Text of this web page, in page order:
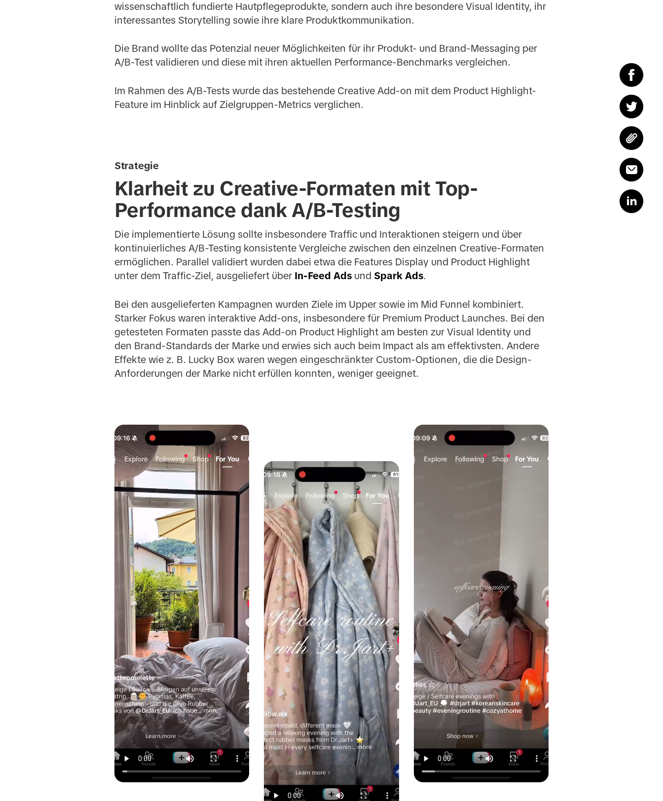
wissenschaftlich fundierte Hautpflegeprodukte, sondern auch ihre besondere Visual Identity, ihr
interessantes Storytelling sowie ihre klare Produktkommunikation.
Die Brand wollte das Potenzial neuer Möglichkeiten für ihr Produkt- und Brand-Messaging per
A/B-Test validieren und diese mit ihren aktuellen Performance-Benchmarks vergleichen.
Im Rahmen des A/B-Tests wurde das bestehende Creative Add-on mit dem Product Highlight-
Feature im Hinblick auf Zielgruppen-Metrics verglichen.
Strategie
Klarheit zu Creative-Formaten mit Top-
Performance dank A/B-Testing
Die implementierte Lösung sollte insbesondere Traffic und Interaktionen steigern und über
kontinuierliches A/B-Testing konsistente Vergleiche zwischen den einzelnen Creative-Formaten
ermöglichen. Parallel validiert wurden dabei etwa die Features Display und Product Highlight
unter dem Traffic-Ziel, ausgeliefert über In-Feed Adsund Spark Ads.
Bei den ausgelieferten Kampagnen wurden Ziele im Upper sowie im Mid Funnel kombiniert.
Starker Fokus waren interaktive Add-ons, insbesondere für Premium Product Launches. Bei den
getesteten Formaten passte das Add-on Product Highlight am besten zur Visual Identity und
den Brand-Standards der Marke und erwies sich auch beim Impact als am effektivsten. Andere
Effekte wie z. B. Lucky Box waren wegen eingeschränkter Custom-Optionen, die die Design-
Anforderungen der Marke nicht erfüllen konnten, weniger geeignet.